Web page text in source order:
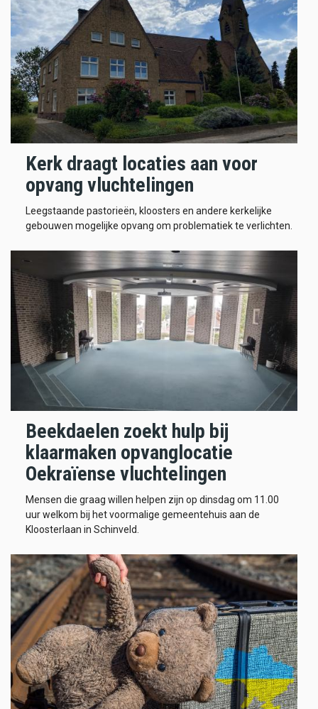
Kerk draagt locaties aan voor
opvang vluchtelingen
Leegstaande pastorieën, kloosters en andere kerkelijke
gebouwen mogelijke opvang om problematiek te verlichten.
Beekdaelen zoekt hulp bij
klaarmaken opvanglocatie
Oekraïense vluchtelingen
Mensen die graag willen helpen zijn op dinsdag om 11.00
uur welkom bij het voormalige gemeentehuis aan de
Kloosterlaan in Schinveld.